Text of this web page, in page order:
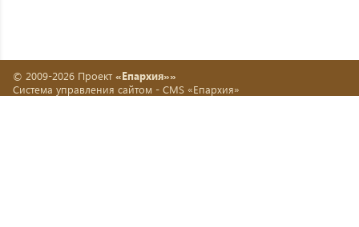
© 2009-2026 Проект «Епархия»»
Система управления сайтом - CMS «Епархия»